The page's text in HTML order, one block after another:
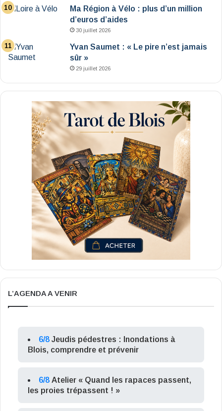
Ma Région à Vélo : plus d’un million
d’euros d’aides
30 juillet 2026
Yvan Saumet : « Le pire n’est jamais
sûr »
29 juillet 2026
L’AGENDA A VENIR
6/8 Jeudis pédestres : Inondations à
Blois, comprendre et prévenir
6/8 Atelier « Quand les rapaces passent,
les proies trépassent ! »